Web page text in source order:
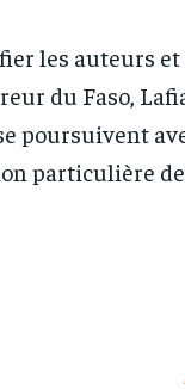
les auteurs et
du Faso,
poursuivent
particulière